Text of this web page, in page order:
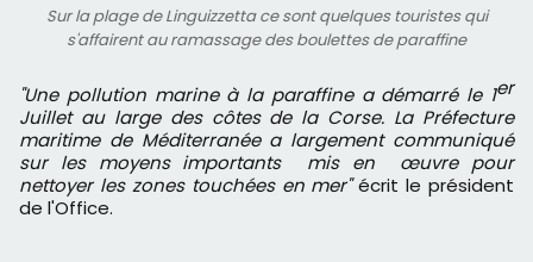
Sur la plage de Linguizzetta ce sont quelques touristes qui
s'affairent au ramassage des boulettes de paraffine
"Une pollution marine à la paraffine a démarré le 1er
Juillet au large des côtes de la Corse. La Préfecture
maritime de Méditerranée a largement communiqué
sur les moyens importants mis en œuvre pour
nettoyer les zones touchées en mer"écrit le président
de l'Office.